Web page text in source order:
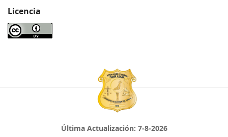
Licencia
Última Actualización: 7-8-2026